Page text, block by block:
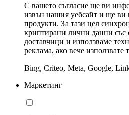
С вашето съгласие ще ви
извън нашия уебсайт и ще ви
продукти. За тази цел
криптирани лични данни със
доставчици и използваме
реклама, ако вече използвате
Bing, Criteo, Meta, Google,
Маркетинг